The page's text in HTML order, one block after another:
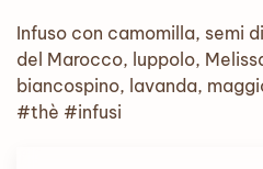
Infuso con camomilla, semi
del Marocco, luppolo,
biancospino, lavanda,
#thè #infusi